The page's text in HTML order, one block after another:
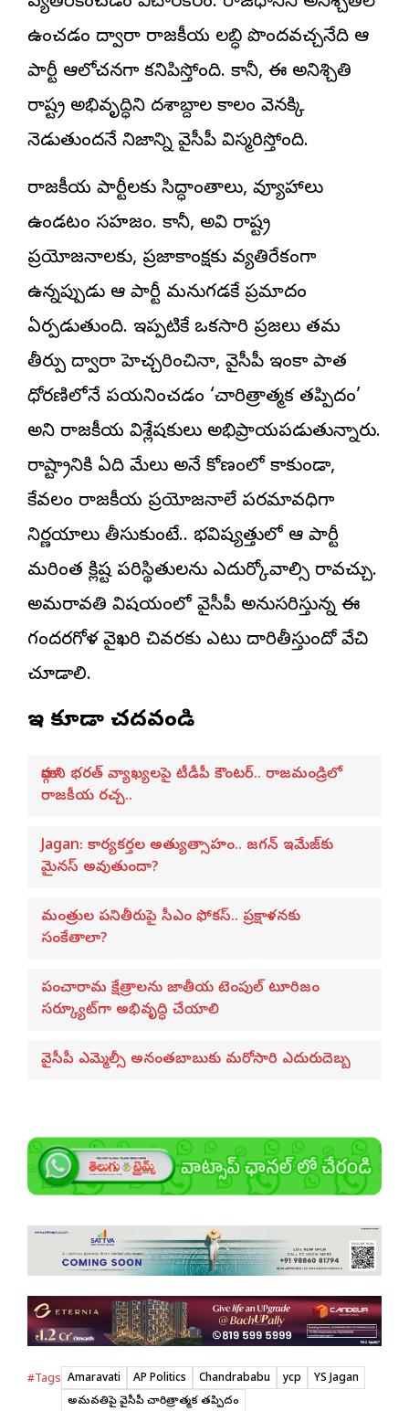
ఉంచడం ద్వారా రాజకీయ లబ్ధి పొందవచ్చనేది ఆ
పార్టీ ఆలోచనగా కనిపిస్తోంది. కానీ, ఈ అనిశ్చితి
రాష్ట్ర అభివృద్ధిని దశాబ్దాల కాలం వెనక్కి
నెడుతుందనే నిజాన్ని వైసీపీ విస్మరిస్తోంది.
రాజకీయ పార్టీలకు సిద్ధాంతాలు, వ్యూహాలు
ఉండటం సహజం. కానీ, అవి రాష్ట్ర
ప్రయోజనాలకు, ప్రజాకాంక్షకు వ్యతిరేకంగా
ఉన్నప్పుడు ఆ పార్టీ మనుగడకే ప్రమాదం
ఏర్పడుతుంది. ఇప్పటికే ఒకసారి ప్రజలు తమ
తీర్పు ద్వారా హెచ్చరించినా, వైసీపీ ఇంకా పాత
ధోరణిలోనే పయనించడం ‘చారిత్రాత్మక తప్పిదం’
అని రాజకీయ విశ్లేషకులు అభిప్రాయపడుతున్నారు.
రాష్ట్రానికి ఏది మేలు అనే కోణంలో కాకుండా,
కేవలం రాజకీయ ప్రయోజనాలే పరమావధిగా
నిర్ణయాలు తీసుకుంటే.. భవిష్యత్తులో ఆ పార్టీ
మరింత క్లిష్ట పరిస్థితులను ఎదుర్కోవాల్సి రావచ్చు.
అమరావతి విషయంలో వైసీపీ అనుసరిస్తున్న ఈ
గందరగోళ వైఖరి చివరకు ఎటు దారితీస్తుందో వేచి
చూడాలి.
ఇవి కూడా చదవండి
మార్గాని భరత్ వ్యాఖ్యలపై టీడీపీ కౌంటర్.. రాజమండ్రిలో
రాజకీయ రచ్చ..
Jagan: కార్యకర్తల అత్యుత్సాహం.. జగన్ ఇమేజ్‌కు
మైనస్ అవుతుందా?
మంత్రుల పనితీరుపై సీఎం ఫోకస్.. ప్రక్షాళనకు
సంకేతాలా?
పంచారామ క్షేత్రాలను జాతీయ టెంపుల్ టూరిజం
సర్క్యూట్‌గా అభివృద్ధి చేయాలి
వైసీపీ ఎమ్మెల్సీ అనంతబాబుకు మరోసారి ఎదురుదెబ్బ
#Tags Amaravati AP Politics Chandrababu ycp
YS Jagan
అమరావతిపై వైసీపీ చారిత్రాత్మక తప్పిదం